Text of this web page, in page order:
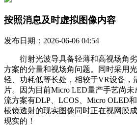
按照消息及时虚拟图像内容
发布日期：2026-06-06 04:54
衍射光波导具备轻薄和高视场角劣
方案的分量和视场角问题。同时采用
轻、功耗低等长处，相较于VR设备，
片。因为目前Micro LED量产手艺尚
流方案有DLP、LCOS、Micro OLED
棱镜透射的现实图像同时正在视网膜
现实的！